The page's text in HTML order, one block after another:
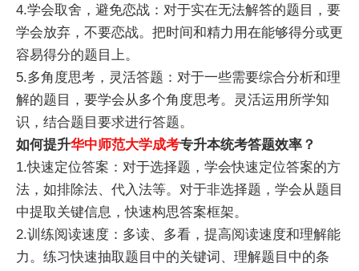
4.学会取舍，避免恋战：对于实在无法解答的题目，要
学会放弃，不要恋战。把时间和精力用在能够得分或更
容易得分的题目上。
5.多角度思考，灵活答题：对于一些需要综合分析和理
解的题目，要学会从多个角度思考。灵活运用所学知
识，结合题目要求进行答题。
如何提升华中师范大学成考专升本统考答题效率？
1.快速定位答案：对于选择题，学会快速定位答案的方
法，如排除法、代入法等。对于非选择题，学会从题目
中提取关键信息，快速构思答案框架。
2.训练阅读速度：多读、多看，提高阅读速度和理解能
力。练习快速抽取题目中的关键词、理解题目中的条